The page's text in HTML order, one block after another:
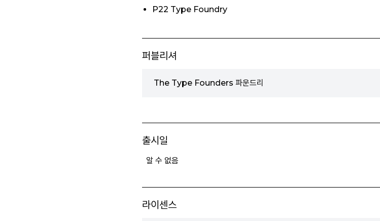
P22 Type Foundry
퍼블리셔
The Type Founders 파운드리
출시일
알 수 없음
라이센스